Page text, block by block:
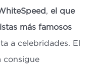
el que
más famosos
a celebridades. El
consigue